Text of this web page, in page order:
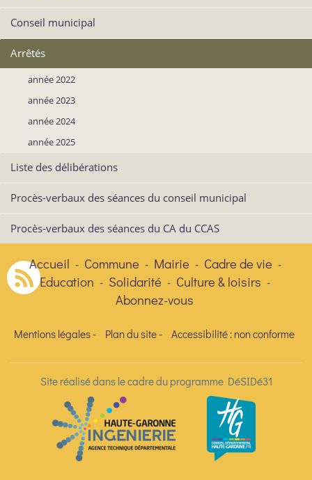
Conseil municipal
Arrêtés
année 2022
année 2023
année 2024
année 2025
Liste des délibérations
Procès-verbaux des séances du conseil municipal
Procès-verbaux des séances du CA du CCAS
Accueil - Commune - Mairie - Cadre de vie -
Education - Solidarité - Culture & loisirs -
Abonnez-vous
Mentions légales - Plan du site - Accessibilité : non conforme
Site réalisé dans le cadre du programme DéSIDé31